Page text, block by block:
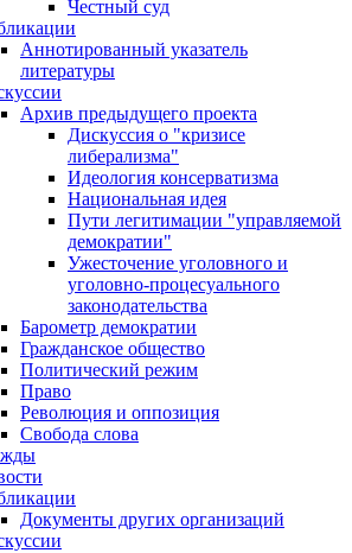
Честный суд
Аннотированный указатель
литературы
Архив предыдущего проекта
Дискуссия о "кризисе
либерализма"
Идеология консерватизма
Национальная идея
Пути легитимации "управляемой
демократии"
Ужесточение уголовного и
уголовно-процесуального
законодательства
Барометр демократии
Гражданское общество
Политический режим
Право
Революция и оппозиция
Свобода слова
Документы других организаций